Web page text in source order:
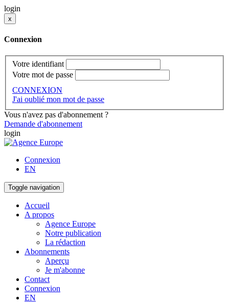
login
x
Connexion
Votre identifiant
Votre mot de passe
CONNEXION
J'ai oublié mon mot de passe
Vous n'avez pas d'abonnement ?
Demande d'abonnement
login
Connexion
EN
Toggle navigation
Accueil
A propos
Agence Europe
Notre publication
La rédaction
Abonnements
Aperçu
Je m'abonne
Contact
Connexion
EN